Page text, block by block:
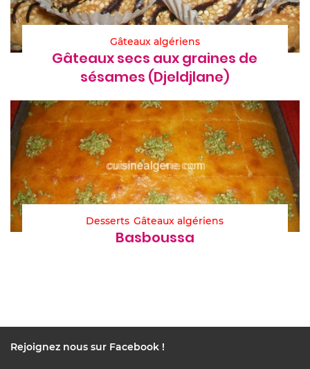
Gâteaux algériens
Gâteaux secs aux graines de
sésames (Djeldjlane)
Desserts Gâteaux algériens
Basboussa
Rejoignez nous sur Facebook !